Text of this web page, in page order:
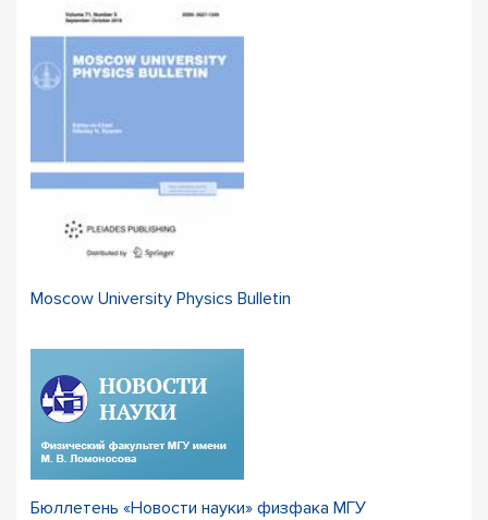
Moscow University Physics Bulletin
Бюллетень «Новости науки» физфака МГУ